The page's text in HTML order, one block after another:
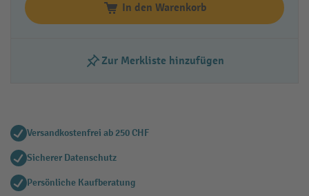
In den Warenkorb
Zur Merkliste hinzufügen
Versandkostenfrei ab 250 CHF
Sicherer Datenschutz
Persönliche Kaufberatung